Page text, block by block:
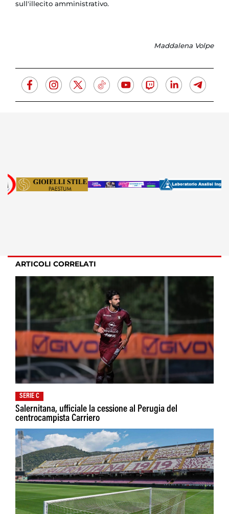
sull'illecito amministrativo.
Maddalena Volpe
ARTICOLI CORRELATI
SERIE C
Salernitana, ufficiale la cessione al Perugia del
centrocampista Carriero